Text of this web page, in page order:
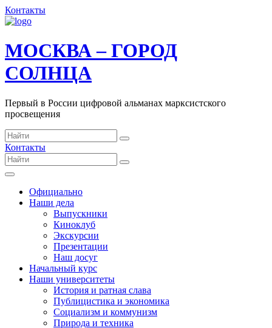
Контакты
МОСКВА – ГОРОД
СОЛНЦА
Первый в России цифровой альманах марксистского
просвещения
Контакты
Официально
Наши дела
Выпускники
Киноклуб
Экскурсии
Презентации
Наш досуг
Начальный курс
Наши университеты
История и ратная слава
Публицистика и экономика
Социализм и коммунизм
Природа и техника